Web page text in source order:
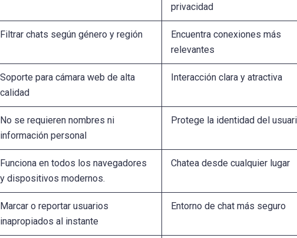
privacidad
Filtrar chats según género y región
Encuentra conexiones más
relevantes
Soporte para cámara web de alta
calidad
Interacción clara y atractiva
No se requieren nombres ni
información personal
Protege la identidad del
Funciona en todos los navegadores
y dispositivos modernos.
Chatea desde cualquier lugar
Marcar o reportar usuarios
inapropiados al instante
Entorno de chat más seguro